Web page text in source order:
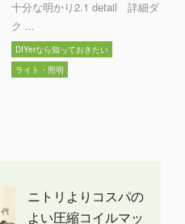
十分な明かり2.1 detail 詳細ダ
ク ...
DIYerなら知っておきたい
ライト・照明
ニトリよりコスパの
よい圧縮コイルマッ